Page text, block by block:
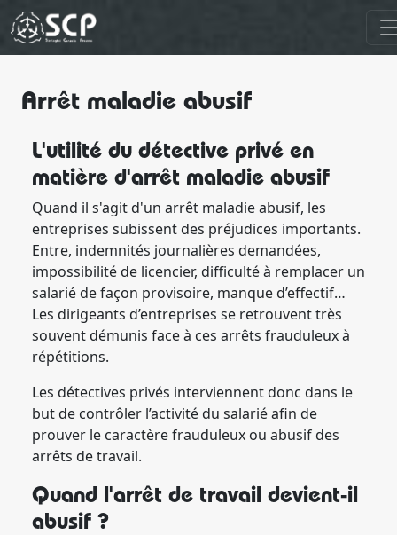
Arrêt maladie abusif
L'utilité du détective privé en
matière d'arrêt maladie abusif
Quand il s'agit d'un arrêt maladie abusif, les
entreprises subissent des préjudices importants.
Entre, indemnités journalières demandées,
impossibilité de licencier, difficulté à remplacer un
salarié de façon provisoire, manque d’effectif…
Les dirigeants d’entreprises se retrouvent très
souvent démunis face à ces arrêts frauduleux à
répétitions.
Les détectives privés interviennent donc dans le
but de contrôler l’activité du salarié afin de
prouver le caractère frauduleux ou abusif des
arrêts de travail.
Quand l'arrêt de travail devient-il
abusif ?